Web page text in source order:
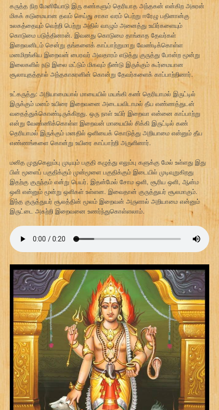
கருத்த நிற மேனியோடு இரு கண்களும் தெரியாத அந்தகன் என்கிற அசுரன்
மிகக் கடுமையான தவம் செய்து சாகா வரம் பெற்று ஈரேழு பதினான்கு
உலகத்தையும் வெற்றி பெற்று அதில் வாழும் அனைத்து உயிர்களையும்
கொடுமை படுத்தினான். இவனது கொடுமை தாங்காத தேவர்கள்
இறைவனிடம் சென்று தங்களைக் காப்பாற்றுமாறு வேண்டிக்கொள்ள
மனமிறங்கிய இறைவன் பைரவர் அவதாரம் எடுத்து குருத்து போன்ற மூன்று
இலைகளில் நடு இலை மட்டும் மிகவும் நீண்டு இருக்கும் கூர்மையான
சூலாயுதத்தால் அந்தகாசுரனின் கொன்று தேவர்களைக் காப்பாற்றினார்.
உட்கருத்து: அறியாமையால் மாயையில் மயங்கி கண் தெரியாமல் இருட்டில்
இருக்கும் மனம் உயிரை இறைவனை அடையவிடாமல் தீய எண்ணத்துடன்
வதைத்துக்கொண்டிருக்கிறது. ஒரு நாள் உயிர் இறைவா என்னை காப்பாற்று
என்று வேண்ணிக்கொள்ள இறைவன் மாயையில் சிக்கி இருட்டில் கண்
தெரியாமல் இருக்கும் மனதில் ஒளியைக் கொடுத்து அறியாமை என்னும் தீய
எண்ணங்களை கொன்று உயிரை காப்பாற்றி அருளினார்.
மனித முதுகெலும்பு முடியும் பகுதி கழுத்து எலும்பு களுக்கு மேல் உள்ளது இது
பின் மூளைப் பகுதிக்கும் முன்மூளை பகுதிக்கும் இடையில் முடிவுறுகிறது
இதற்கு குருந்தம் என்று பெயர். இதன்மேல் சோம ஒளி, சூரிய ஒளி, ஆன்ம
ஒளி என்னும் மூன்று ஒளிகள் உள்ளன. இவைதான் குருத்துயர் சூலமாகும்.
இந்த குருத்துயர் சூலத்தின் மூலம் இறைவன் அருளால் அறியாமை என்னும்
இருட்டை அகற்றி இறைவனை உணர்ந்துகொள்ளலாம்.